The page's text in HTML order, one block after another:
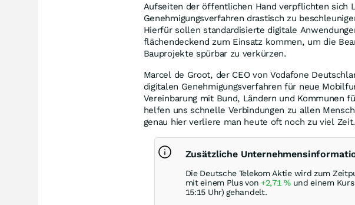
Aufseiten der öffentlichen Hand verpflichten sich
Genehmigungsverfahren drastisch zu
Hierfür sollen standardisierte digitale
flächendeckend zum Einsatz kommen, um die
Bauprojekte spürbar zu verkürzen.
Marcel de Groot, der CEO von Vodafone
digitalen Genehmigungsverfahren für neue
Vereinbarung mit Bund, Ländern und Kommunen
helfen uns schnelle Verbindungen zu allen
genau hier verliere man heute oft noch zu viel
Zusätzliche
Die Deutsche Telekom Aktie wird zum
mit einem Plus von +2,71%und einem Kurs
15:15 Uhr) gehandelt.